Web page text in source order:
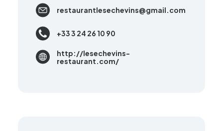
restaurantlesechevins@gmail.com
+33 3 24 26 10 90
http://lesechevins-
restaurant.com/